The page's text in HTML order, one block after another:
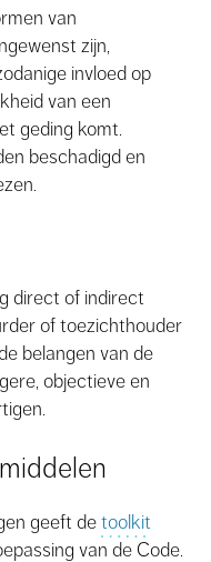
van
zijn,
invloed op
van een
geding komt.
beschadigd en
direct of indirect
of toezichthouder
belangen van de
objectieve en
geeft de toolkit
van de Code.